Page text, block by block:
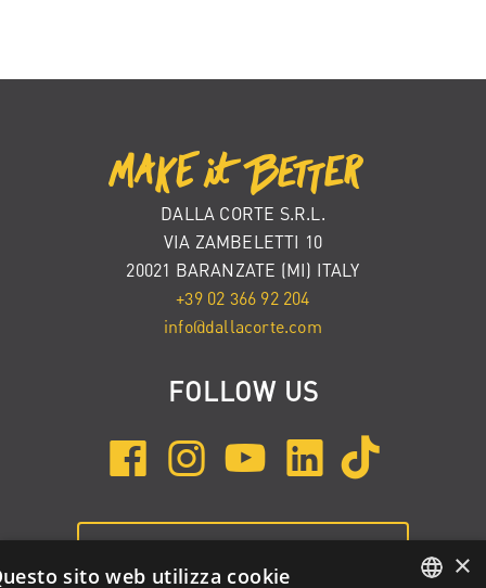
DALLA CORTE S.R.L.
VIA ZAMBELETTI 10
20021 BARANZATE (MI) ITALY
+39 02 366 92 204
info@dallacorte.com
FOLLOW US
×
sito web utilizza cookie